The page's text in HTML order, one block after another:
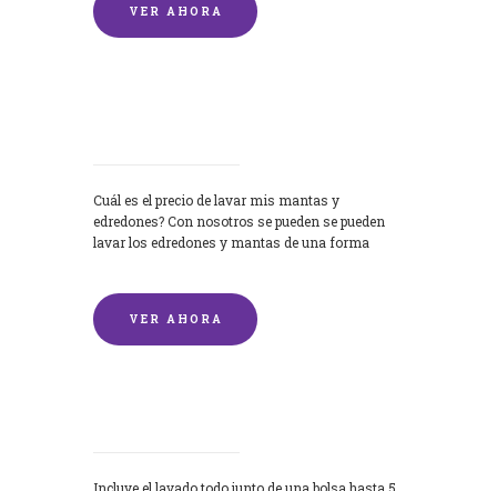
VER AHORA
Cuál es el precio de lavar mis mantas y
edredones? Con nosotros se pueden se pueden
lavar los edredones y mantas de una forma
VER AHORA
Incluye el lavado todo junto de una bolsa hasta 5